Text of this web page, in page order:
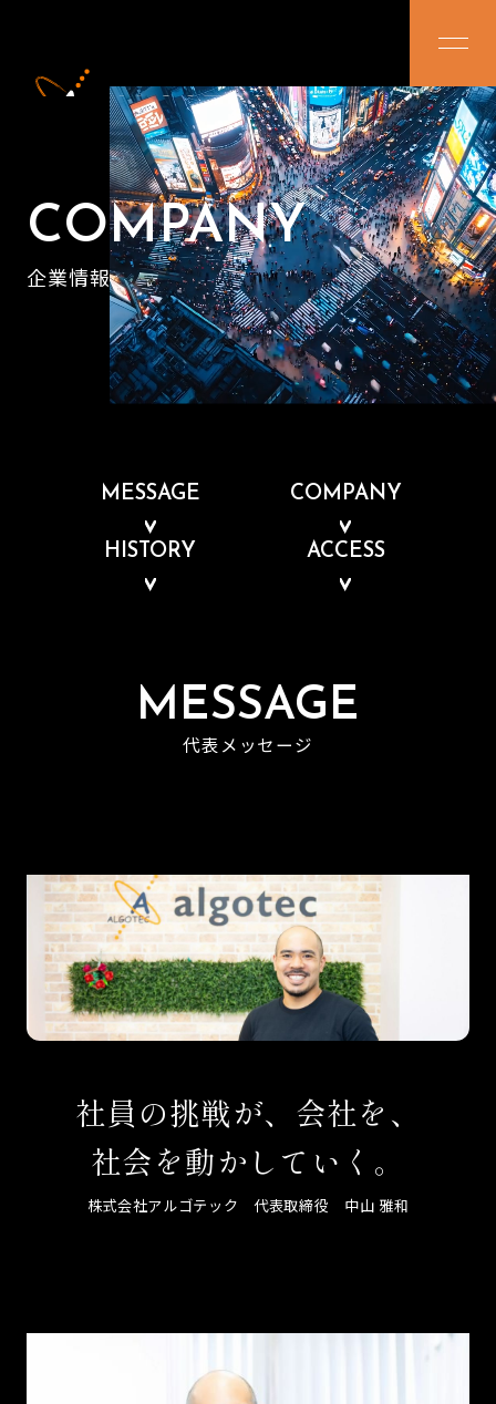
株式会社アル
COMPANY
企業情報
MESSAGE COMPANY
HISTORY ACCESS
MESSAGE
代表メッセージ
社員の挑戦が、会社を、
社会を動かしていく。
株式会社アルゴテック 代表取締役 中山 雅和